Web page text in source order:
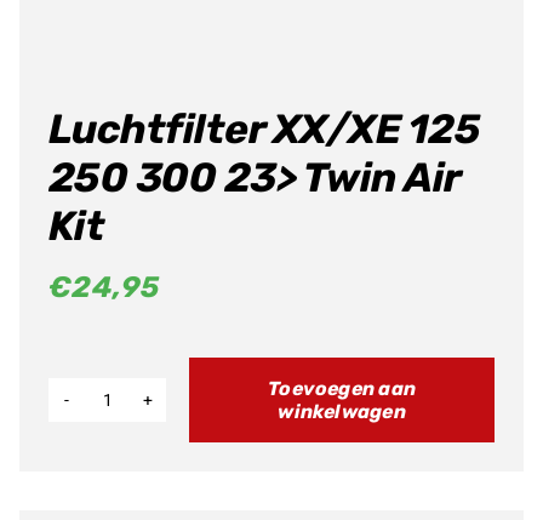
Luchtfilter XX/XE 125
250 300 23> Twin Air
Kit
€24,95
Toevoegen aan
winkelwagen